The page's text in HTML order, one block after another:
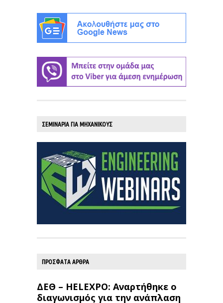
ΣΕΜΙΝΑΡΙΑ ΓΙΑ ΜΗΧΑΝΙΚΟΥΣ
ΠΡΟΣΦΑΤΑ ΑΡΘΡΑ
ΔΕΘ – HELEXPO: Αναρτήθηκε ο
διαγωνισμός για την ανάπλαση